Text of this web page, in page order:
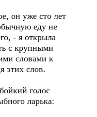
он уже сто лет
еду не
- я открыла
с крупными
словами к
этих слов.
голос
ларька: